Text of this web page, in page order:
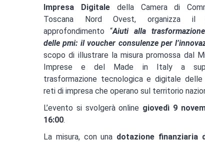
Impresa Digitaledella Camera di
Toscana Nord Ovest, organizza il
approfondimento “Aiuti alla
delle pmi: il voucher consulenze per
scopo di illustrare la misura promossa dal
Imprese e del Made in Italy a
trasformazione tecnologica e digitale
reti di impresa che operano sul territorio
L’evento si svolgerà online giovedì 9
16:00.
La misura, con una dotazione finanziaria